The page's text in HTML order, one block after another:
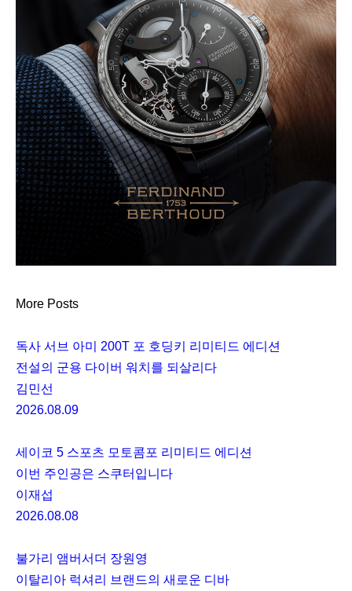
More Posts
독사 서브 아미 200T 포 호딩키 리미티드 에디션
전설의 군용 다이버 워치를 되살리다
김민선
2026.08.09
세이코 5 스포츠 모토콤포 리미티드 에디션
이번 주인공은 스쿠터입니다
이재섭
2026.08.08
불가리 앰버서더 장원영
이탈리아 럭셔리 브랜드의 새로운 디바